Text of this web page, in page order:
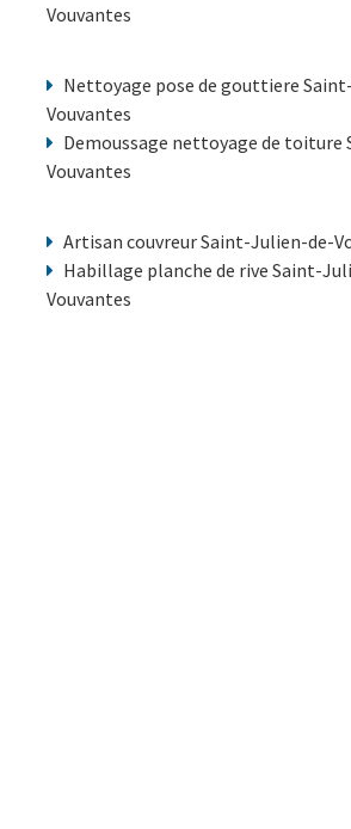
Vouvantes
Nettoyage pose de gouttiere
Vouvantes
Demoussage nettoyage de toiture
Vouvantes
Artisan couvreur Saint-Julien-de-
Habillage planche de rive Saint-
Vouvantes